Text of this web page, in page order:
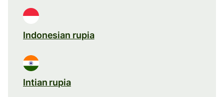
Indonesian rupia
Intian rupia